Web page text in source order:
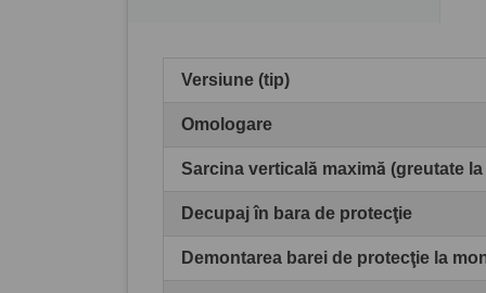
Versiune (tip)
Omologare
Sarcina verticală maximă (greutate
Decupaj în bara de protecţie
Demontarea barei de protecţie la